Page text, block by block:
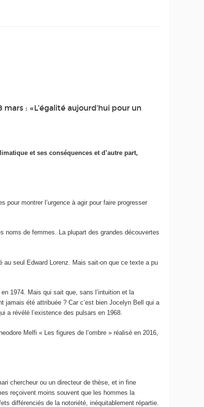
: «L’égalité aujourd’hui pour un
et ses conséquences et d’autre part,
pour montrer l’urgence à agir pour faire progresser
noms de femmes. La plupart des grandes découvertes
au seul Edward Lorenz. Mais sait-on que ce texte a pu
1974. Mais qui sait que, sans l’intuition et la
jamais été attribuée ? Car c’est bien Jocelyn Bell qui a
a révélé l’existence des pulsars en 1968.
Melfi « Les figures de l’ombre » réalisé en 2016,
chercheur ou un directeur de thèse, et in fine
reçoivent moins souvent que les hommes la
différenciés de la notoriété, inéquitablement répartie.